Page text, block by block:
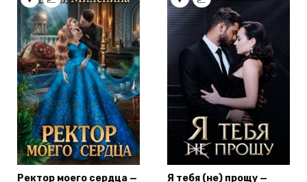
Ректор моего сердца —
Я тебя (не) прощу —